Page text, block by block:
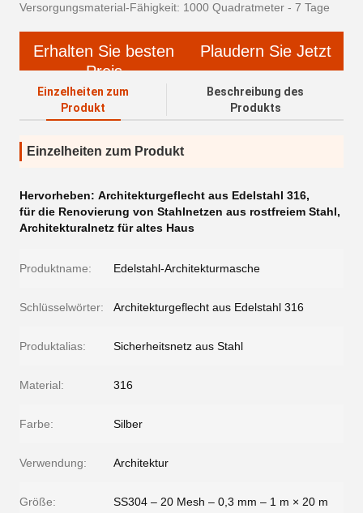
Versorgungsmaterial-Fähigkeit: 1000 Quadratmeter - 7 Tage
Erhalten Sie besten
Preis
Plaudern Sie Jetzt
Einzelheiten zum
Produkt
Beschreibung des
Produkts
Einzelheiten zum Produkt
Hervorheben: Architekturgeflecht aus Edelstahl 316,
für die Renovierung von Stahlnetzen aus rostfreiem Stahl,
Architekturalnetz für altes Haus
Produktname: Edelstahl-Architekturmasche
Schlüsselwörter: Architekturgeflecht aus Edelstahl 316
Produktalias: Sicherheitsnetz aus Stahl
Material: 316
Farbe: Silber
Verwendung: Architektur
Größe: SS304 – 20 Mesh – 0,3 mm – 1 m × 20 m